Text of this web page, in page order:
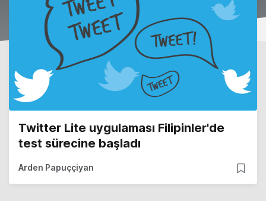
Twitter Lite uygulaması Filipinler'de
test sürecine başladı
Arden Papuççiyan